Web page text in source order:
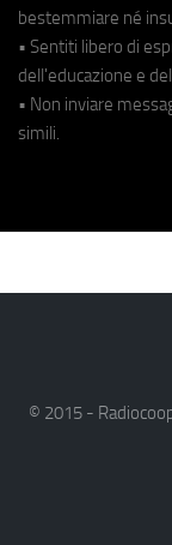
bestemmiare né
• Sentiti libero di
dell'educazione e
• Non inviare
simili.
© 2015 -